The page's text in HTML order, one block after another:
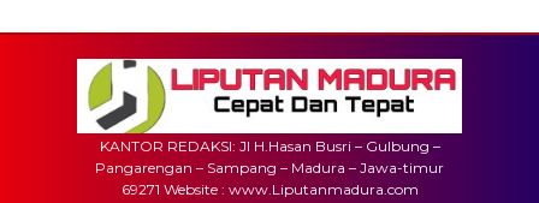
KANTOR REDAKSI: Jl H.Hasan Busri – Gulbung –
Pangarengan – Sampang – Madura – Jawa-timur
69271 Website : www.Liputanmadura.com